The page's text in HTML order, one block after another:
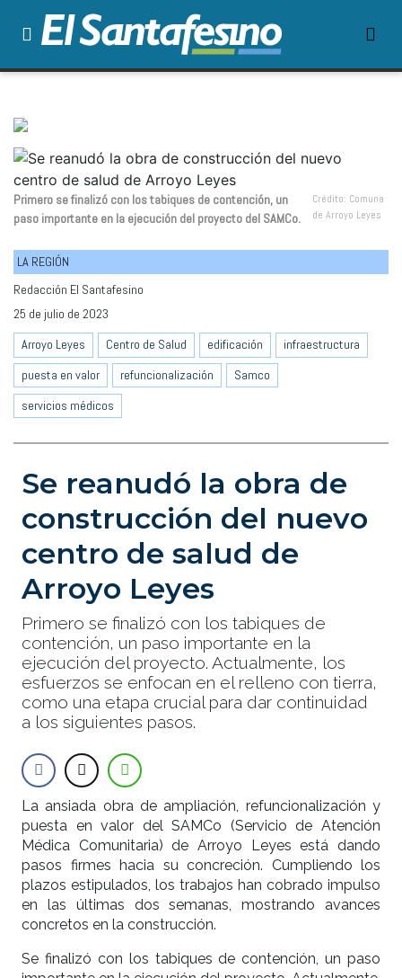
Primero se finalizó con los tabiques de contención, un
paso importante en la ejecución del proyecto del SAMCo.
Crédito: Comuna
de Arroyo Leyes
LA REGIÓN
Redacción El Santafesino
25 de julio de 2023
Arroyo Leyes
Centro de Salud edificación
infraestructura
puesta en valor
refuncionalización
Samco
servicios médicos
Se reanudó la obra de
construcción del nuevo
centro de salud de
Arroyo Leyes
Primero se finalizó con los tabiques de
contención, un paso importante en la
ejecución del proyecto. Actualmente, los
esfuerzos se enfocan en el relleno con tierra,
como una etapa crucial para dar continuidad
a los siguientes pasos.
La ansiada obra de ampliación, refuncionalización y
puesta en valor del SAMCo (Servicio de Atención
Médica Comunitaria) de Arroyo Leyes está dando
pasos firmes hacia su concreción. Cumpliendo los
plazos estipulados, los trabajos han cobrado impulso
en las últimas dos semanas, mostrando avances
concretos en la construcción.
Se finalizó con los tabiques de contención, un paso